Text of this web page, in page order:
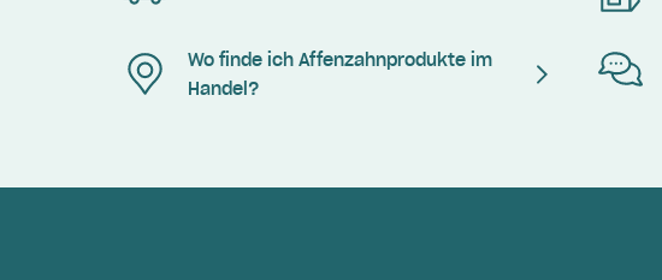
Wo finde ich Affenzahnprodukte im
Handel?